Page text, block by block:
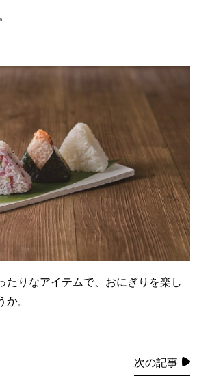
たりなアイテムで、おにぎりを楽し
。
次の記事